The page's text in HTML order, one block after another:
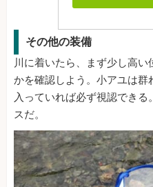
その他の装備
川に着いたら、まず少し高
かを確認しよう。小アユは群
入っていれば必ず視認でき
スだ。